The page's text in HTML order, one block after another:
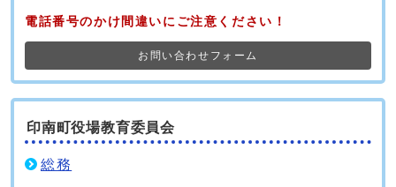
電話番号のかけ間違いにご注意ください！
お問い合わせフォーム
印南町役場教育委員会
総務